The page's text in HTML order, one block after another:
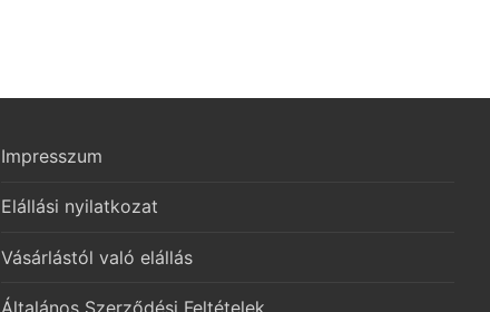
Impresszum
Elállási nyilatkozat
Vásárlástól való elállás
Általános Szerződési Feltételek